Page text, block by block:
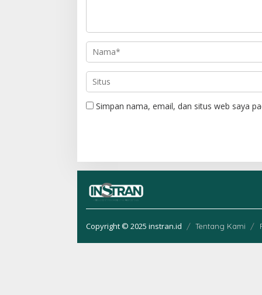
s
Simpan nama, email, dan situs web saya
Copyright © 2025 instran.id Tentang Kami